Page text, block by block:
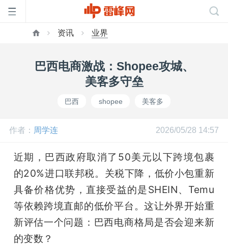
网
开
资讯 业界
巴西电商激战：Shopee攻城、
美客多守垒
巴西 shopee 美客多
作者： 周学连 2026/05/28 14:57
近期，巴西政府取消了50美元以下跨境包裹
的20%进口联邦税。关税下降，低价小包重新
具备价格优势，直接受益的是SHEIN、Temu
等依赖跨境直邮的低价平台。这让外界开始重
新评估一个问题：巴西电商格局是否会迎来新
的变数？